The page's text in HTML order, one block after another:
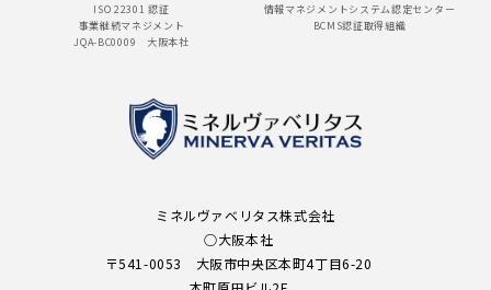
ISO 22301 認証
事業継続マネジメント
JQA-BC0009 大阪本社
情報マネジメントシステム認定センター
BCMS認証取得組織
ミネルヴァベリタス株式会社
○大阪本社
〒541-0053 大阪市中央区本町4丁目6-20